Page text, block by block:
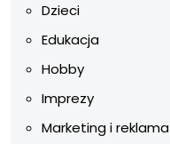
Dzieci
Edukacja
Hobby
Imprezy
Marketing i reklama